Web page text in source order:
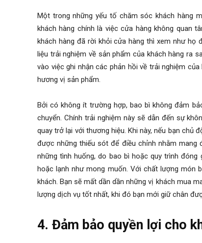
Một trong những yếu tố chăm sóc khách hàng
khách hàng chính là việc cửa hàng không quan
khách hàng đã rời khỏi cửa hàng thì xem như họ
liệu trải nghiệm về sản phẩm của khách hàng ra
vào việc ghi nhận các phản hồi về trải nghiệm
hương vị sản phẩm.
Bởi có không ít trường hợp, bao bì không đảm
chuyển. Chính trải nghiệm này sẽ dẫn đến sự
quay trở lại với thương hiệu. Khi này, nếu bạn chủ
được những thiếu sót để điều chỉnh nhằm mang
những tình huống, do bao bì hoặc quy trình
hoặc lạnh như mong muốn. Với chất lượng món
khách. Bạn sẽ mất dần dần những vị khách mua
lượng dịch vụ tốt nhất, khi đó bạn mới giữ chân
4. Đảm bảo quyền lợi cho